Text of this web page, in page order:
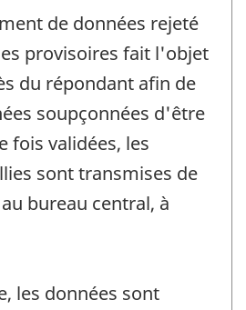
de données rejeté
provisoires fait l'objet
du répondant afin de
soupçonnées d'être
fois validées, les
sont transmises de
bureau central, à
les données sont